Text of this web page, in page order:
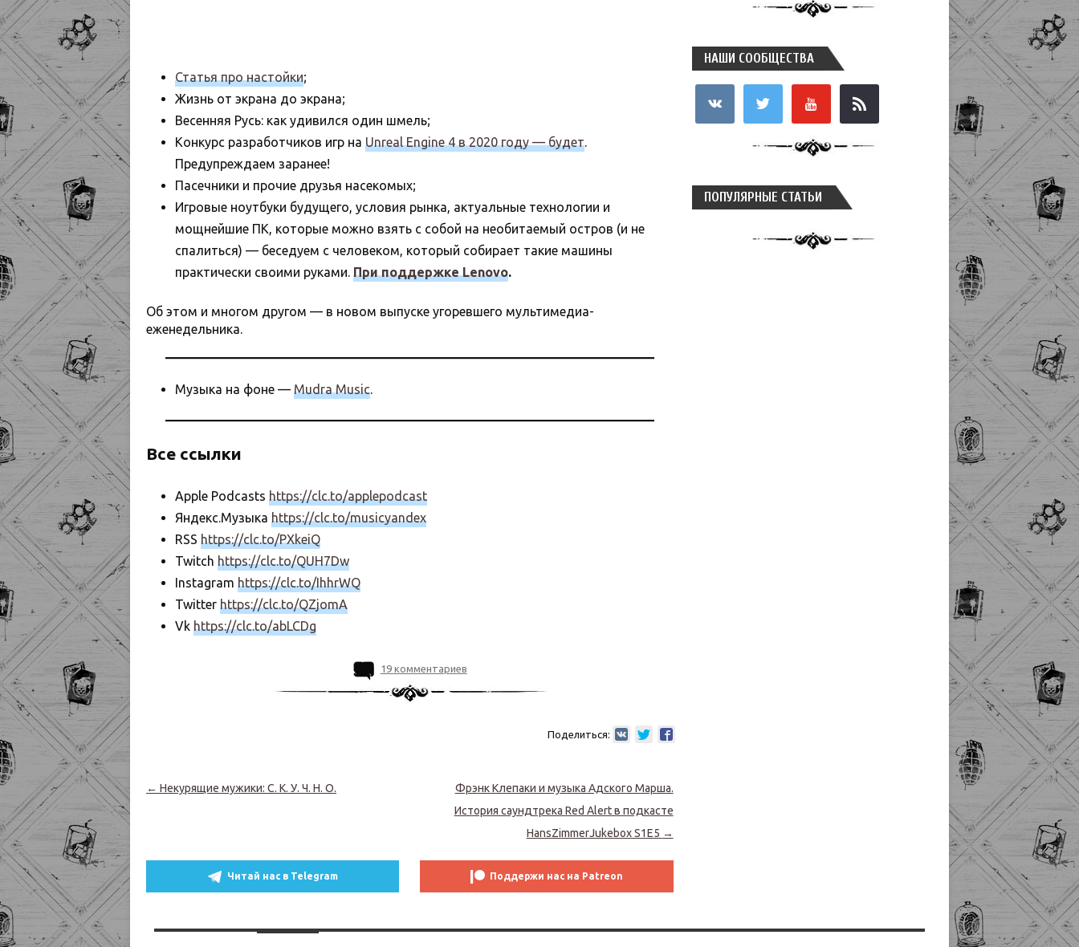
Статья про настойки;
Жизнь от экрана до экрана;
Весенняя Русь: как удивился один шмель;
Конкурс разработчиков игр на Unreal Engine 4 в 2020 году — будет.
Предупреждаем заранее!
Пасечники и прочие друзья насекомых;
Игровые ноутбуки будущего, условия рынка, актуальные технологии и
мощнейшие ПК, которые можно взять с собой на необитаемый остров (и не
спалиться) — беседуем с человеком, который собирает такие машины
практически своими руками. При поддержке Lenovo.
Об этом и многом другом — в новом выпуске угоревшего мультимедиа-
еженедельника.
Музыка на фоне — Mudra Music.
Все ссылки
Apple Podcasts https://clc.to/applepodcast
Яндекс.Музыка https://clc.to/musicyandex
RSS https://clc.to/PXkeiQ
Twitch https://clc.to/QUH7Dw
Instagram https://clc.to/IhhrWQ
Twitter https://clc.to/QZjomA
Vk https://clc.to/abLCDg
19 комментариев
Поделиться:
Навигация по записям
← Некурящие мужики: С. К. У. Ч. Н. О.
Фрэнк Клепаки и музыка Адского Марша.
История саундтрека Red Alert в подкасте
HansZimmerJukebox S1E5 →
Читай нас в Telegram Поддержи нас на Patreon
НАШИ СООБЩЕСТВА
ПОПУЛЯРНЫЕ СТАТЬИ